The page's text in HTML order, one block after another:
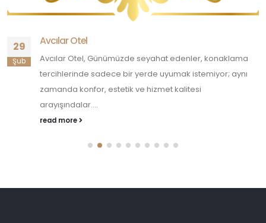
29
Şub
Avcılar Otel
Avcılar Otel, Günümüzde seyahat edenler, konaklama
tercihlerinde sadece bir yerde uyumak istemiyor; aynı
zamanda konfor, estetik ve hizmet kalitesi
arayışındalar....
read more